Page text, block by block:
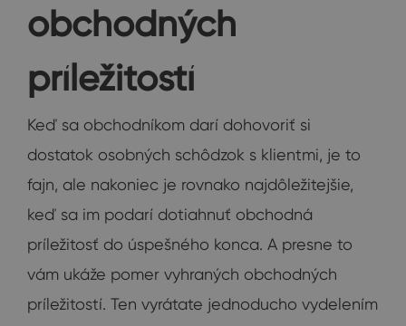
obchodných
príležitostí
Keď sa obchodníkom darí dohovoriť si
dostatok osobných schôdzok s klientmi, je to
fajn, ale nakoniec je rovnako najdôležitejšie,
keď sa im podarí dotiahnuť obchodná
príležitosť do úspešného konca. A presne to
vám ukáže pomer vyhraných obchodných
príležitostí. Ten vyrátate jednoducho vydelením